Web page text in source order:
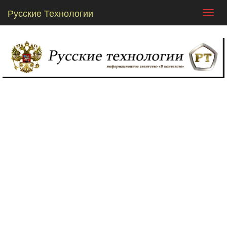
Русские Технологии